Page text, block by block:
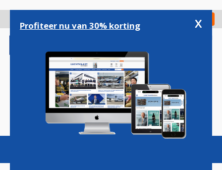
gaan
Check in
Magazine Podcasts Vacatures
Profiteer nu van 30% korting x